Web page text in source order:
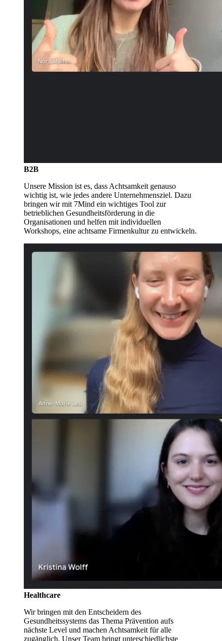
B2B
Unsere Mission ist es, dass Achtsamkeit genauso
wichtig ist, wie jedes andere Unternehmensziel. Dazu
bringen wir mit 7Mind ein wichtiges Tool zur
betrieblichen Gesundheitsförderung in die
Organisationen und helfen mit individuellen
Workshops, eine achtsame Firmenkultur zu entwickeln.
Healthcare
Wir bringen mit den Entscheidern des
Gesundheitssystems das Thema Prävention aufs
nächste Level und machen Achtsamkeit für alle
zugänglich. Unser Team bringt unterschiedlichste